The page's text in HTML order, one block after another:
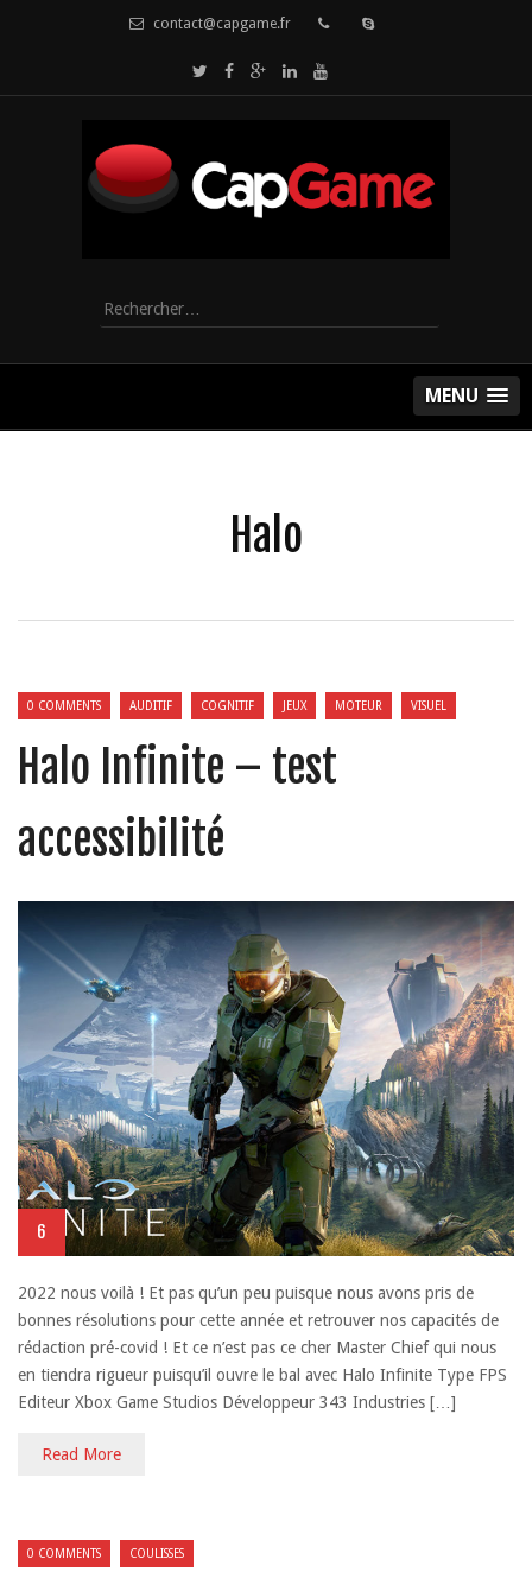
contact@capgame.fr
Rechercher :
MENU
Halo
0 COMMENTS AUDITIF COGNITIF JEUX MOTEUR VISUEL
Halo Infinite – test
accessibilité
6
2022 nous voilà ! Et pas qu’un peu puisque nous avons pris de
bonnes résolutions pour cette année et retrouver nos capacités de
rédaction pré-covid ! Et ce n’est pas ce cher Master Chief qui nous
en tiendra rigueur puisqu’il ouvre le bal avec Halo Infinite Type FPS
Editeur Xbox Game Studios Développeur 343 Industries […]
Read More
0 COMMENTS COULISSES